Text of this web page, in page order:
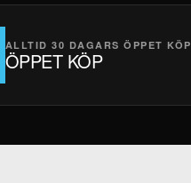
ALLTID 30 DAGARS ÖPPET KÖP
ÖPPET KÖP